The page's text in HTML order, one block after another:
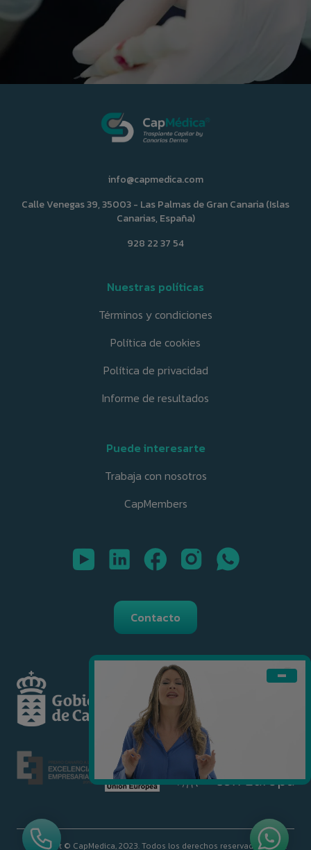
info@capmedica.com
Calle Venegas 39, 35003 - Las Palmas de Gran Canaria (Islas
Canarias, España)
928 22 37 54
Nuestras políticas
Términos y condiciones
Política de cookies
Política de privacidad
Informe de resultados
Puede interesarte
Trabaja con nosotros
CapMembers
Contacto
Copyright © CapMedica, 2023. Todos los derechos reservados.Made